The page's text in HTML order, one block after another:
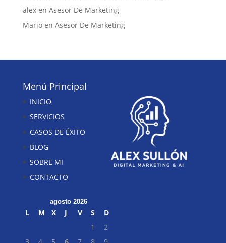
alexen Asesor De Marketing
Marioen Asesor De Marketing
Menú Principal
INICIO
SERVICIOS
CASOS DE ÉXITO
BLOG
SOBRE MI
CONTACTO
agosto 2026
L M X J V S
D
1
2